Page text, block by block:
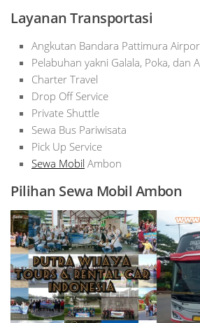
Layanan Transportasi
Angkutan Bandara Pattimura
Pelabuhan yakni Galala, Poka, dan
Charter Travel
Drop Off Service
Private Shuttle
Sewa Bus Pariwisata
Pick Up Service
Sewa Mobil Ambon
Pilihan Sewa Mobil Ambon